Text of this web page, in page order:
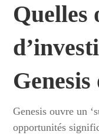
Quelles
Genesis ouvre un
opportunités